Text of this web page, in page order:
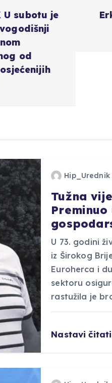
U subotu je
od
Hip_Urednik
Tužna
U 73. godini
iz Širokog
Euroherca i
sektoru
rastužila je
Nastavi čitati